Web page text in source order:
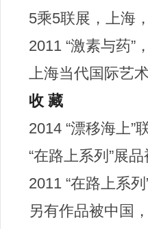
5乘5联展，上海
2011 “激素与药”
上海当代国际艺
收 藏
2014 “漂移海上”
“在路上系列”展
2011 “在路上系
另有作品被中国